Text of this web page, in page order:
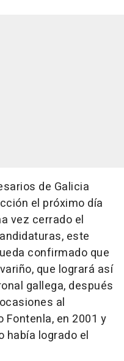
de Galicia
el próximo día
vez cerrado el
este
confirmado que
que logrará así
gallega, después
al
en 2001 y
había logrado el